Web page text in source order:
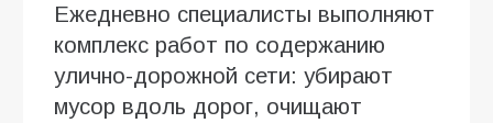
Ежедневно специалисты выполняют
комплекс работ по содержанию
улично-дорожной сети: убирают
мусор вдоль дорог, очищают